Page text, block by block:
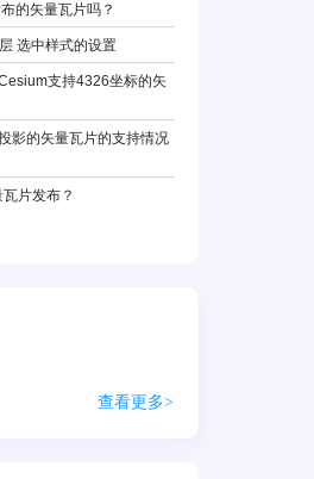
的矢量瓦片吗？
选中样式的设置
支持4326坐标的矢
影的矢量瓦片的支持情况
片发布？
查看更多>